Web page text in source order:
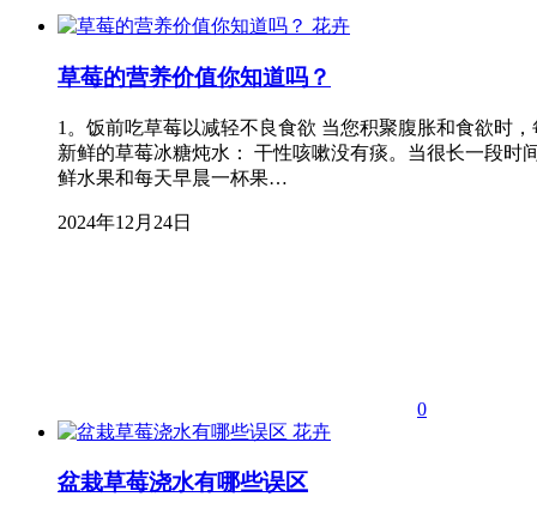
花卉
草莓的营养价值你知道吗？
1。饭前吃草莓以减轻不良食欲 当您积聚腹胀和食欲时
新鲜的草莓冰糖炖水： 干性咳嗽没有痰。当很长一段时
鲜水果和每天早晨一杯果…
2024年12月24日
0
花卉
盆栽草莓浇水有哪些误区